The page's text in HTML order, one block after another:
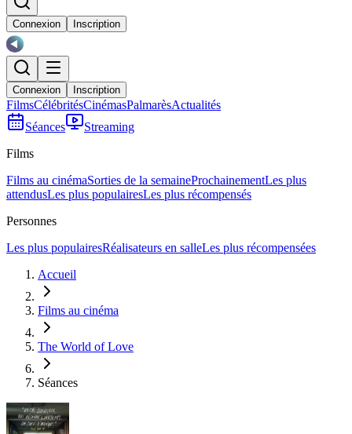
Connexion Inscription
Connexion Inscription
FilmsCélébritésCinémasPalmarèsActualités
Séances
Streaming
Films
Films au cinémaSorties de la semaineProchainementLes plus
attendusLes plus populairesLes plus récompensés
Personnes
Les plus populairesRéalisateurs en salleLes plus récompensées
Accueil
Films au cinéma
The World of Love
Séances